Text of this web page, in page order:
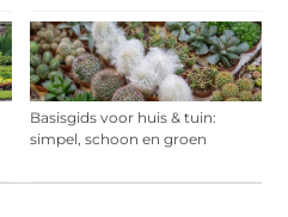
Basisgids voor huis & tuin:
simpel, schoon en groen